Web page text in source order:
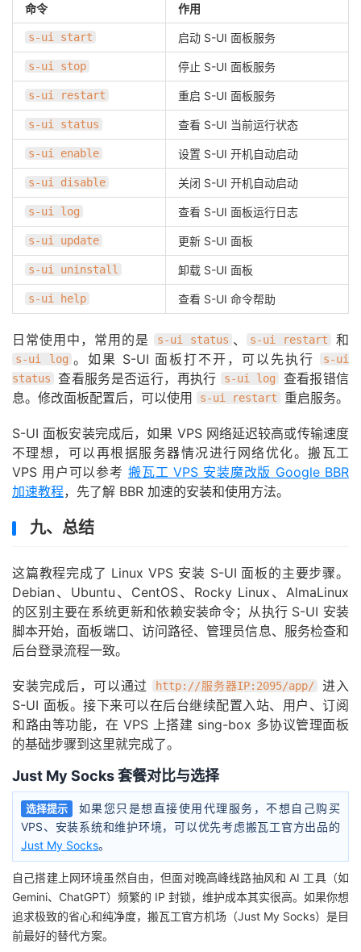
命令 作用
s-ui start 启动 S-UI 面板服务
s-ui stop 停止 S-UI 面板服务
s-ui restart 重启 S-UI 面板服务
s-ui status 查看 S-UI 当前运行状态
s-ui enable 设置 S-UI 开机自动启动
s-ui disable 关闭 S-UI 开机自动启动
s-ui log 查看 S-UI 面板运行日志
s-ui update 更新 S-UI 面板
s-ui uninstall 卸载 S-UI 面板
s-ui help 查看 S-UI 命令帮助
日常使用中，常用的是 s-ui status 、 s-ui restart 和
s-ui log 。如果 S-UI 面板打不开，可以先执行
s-ui
status
查看服务是否运行，再执行 s-ui log
查看报错信
息。修改面板配置后，可以使用
s-ui restart 重启服务。
S-UI 面板安装完成后，如果 VPS 网络延迟较高或传输速度
不理想，可以再根据服务器情况进行网络优化。搬瓦工
VPS 用户可以参考 搬瓦工 VPS 安装魔改版 Google BBR
加速教程，先了解 BBR 加速的安装和使用方法。
九、总结
这篇教程完成了 Linux VPS 安装 S-UI 面板的主要步骤。
Debian、Ubuntu、CentOS、Rocky Linux、AlmaLinux
的区别主要在系统更新和依赖安装命令；从执行 S-UI 安装
脚本开始，面板端口、访问路径、管理员信息、服务检查和
后台登录流程一致。
安装完成后，可以通过 http://服务器IP:2095/app/
进入
S-UI 面板。接下来可以在后台继续配置入站、用户、订阅
和路由等功能，在 VPS 上搭建 sing-box 多协议管理面板
的基础步骤到这里就完成了。
Just My Socks 套餐对比与选择
选择提示
如果您只是想直接使用代理服务，不想自己购买
VPS、安装系统和维护环境，可以优先考虑搬瓦工官方出品的
Just My Socks。
自己搭建上网环境虽然自由，但面对晚高峰线路抽风和 AI 工具（如
Gemini、ChatGPT）频繁的 IP 封锁，维护成本其实很高。如果你想
追求极致的省心和纯净度，搬瓦工官方机场（Just My Socks）是目
前最好的替代方案。